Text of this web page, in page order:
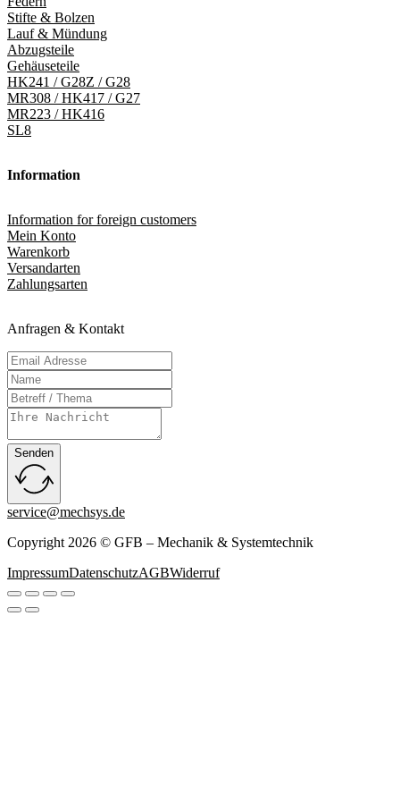
Stifte & Bolzen
Lauf & Mündung
Abzugsteile
Gehäuseteile
HK241 / G28Z / G28
MR308 / HK417 / G27
MR223 / HK416
SL8
Information
Information for foreign customers
Mein Konto
Warenkorb
Versandarten
Zahlungsarten
Anfragen & Kontakt
Senden
service@mechsys.de
Copyright 2026 © GFB – Mechanik & Systemtechnik
ImpressumDatenschutzAGBWiderruf